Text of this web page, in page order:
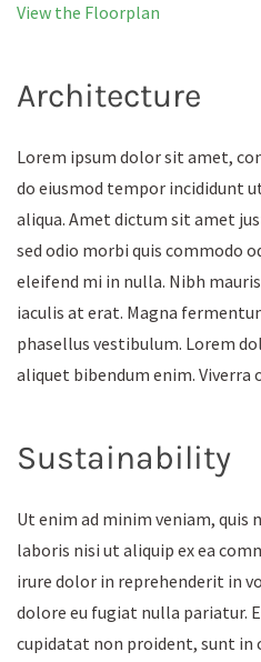
View the Floorplan
Architecture
Lorem ipsum dolor sit amet,
do eiusmod tempor incididunt
aliqua. Amet dictum sit amet
sed odio morbi quis commodo
eleifend mi in nulla. Nibh
iaculis at erat. Magna
phasellus vestibulum. Lorem
aliquet bibendum enim.
Sustainability
Ut enim ad minim veniam,
laboris nisi ut aliquip ex ea
irure dolor in reprehenderit in
dolore eu fugiat nulla pariatur.
cupidatat non proident, sunt in